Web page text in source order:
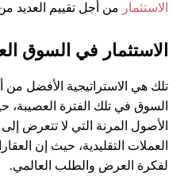
الاستثمار من أجل تقييم العديد
الاستثمار في السوق
تلك هي الاستراتيجية الأفضل من
السوق في تلك الفترة العصيبة،
الأصول المرنة التي لا تتعرض
العملات التقليدية، حيث إن
لفكرة العرض والطلب العالمي.